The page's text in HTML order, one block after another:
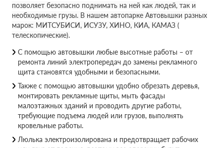
позволяет безопасно поднимать на ней как людей, так и
необходимые грузы. В нашем автопарке Автовышки разных
марок: МИТСУБИСИ, ИСУЗУ, ХИНО, КИА, КАМАЗ (
телескопические).
С помощью автовышки любые высотные работы – от
ремонта линий электропередач до замены рекламного
щита становятся удобными и безопасными.
Также с помощью автовышки удобно обрезать деревья,
монтировать рекламные щиты, мыть фасады
малоэтажных зданий и проводить другие работы,
требующие подъема людей или грузов, выполнять
кровельные работы.
Люлька электроизолирована и предотвращает рабочих